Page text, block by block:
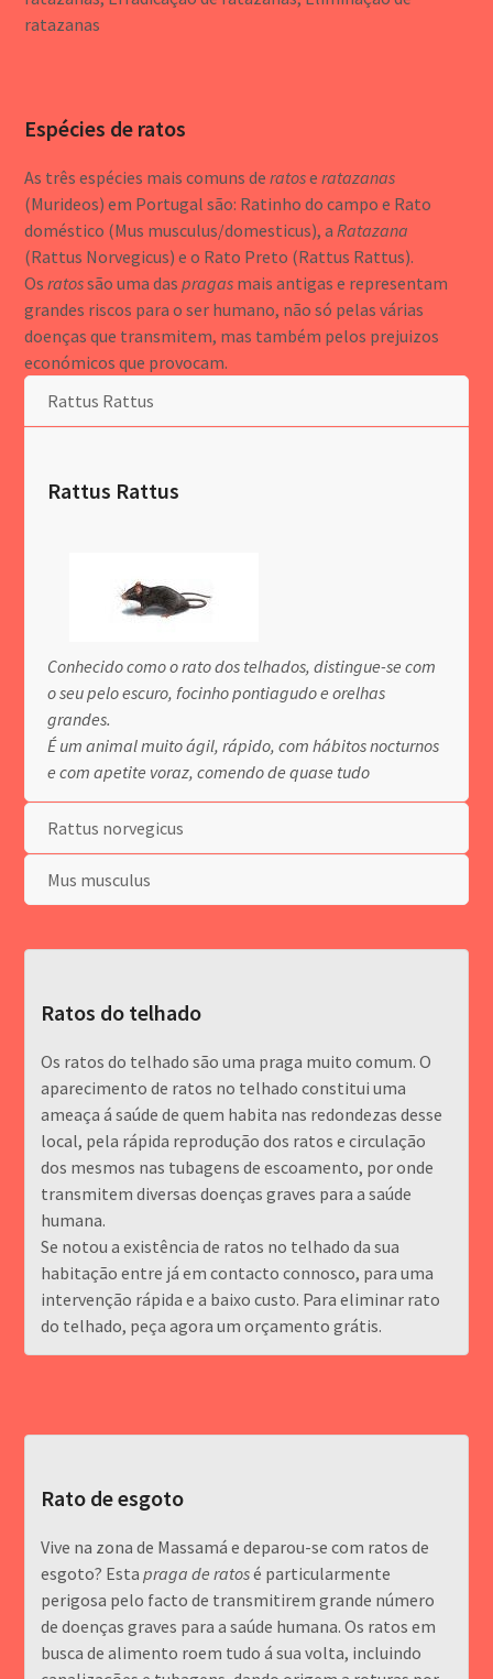
ratazanas
Espécies de ratos
As três espécies mais comuns deratoseratazanas
(Murideos) em Portugal são: Ratinho do campo e Rato
doméstico (Mus musculus/domesticus), aRatazana
(Rattus Norvegicus) e o Rato Preto (Rattus Rattus).
Osratossão uma daspragas mais antigas e representam
grandes riscos para o ser humano, não só pelas várias
doenças que transmitem, mas também pelos prejuizos
económicos que provocam.
Rattus Rattus
Rattus Rattus
Conhecido como o rato dos telhados, distingue-se com
o seu pelo escuro, focinho pontiagudo e orelhas
grandes.
É um animal muito ágil, rápido, com hábitos nocturnos
e com apetite voraz, comendo de quase tudo
Rattus norvegicus
Mus musculus
Ratos do telhado
Os ratos do telhado são uma praga muito comum. O
aparecimento de ratos no telhado constitui uma
ameaça á saúde de quem habita nas redondezas desse
local, pela rápida reprodução dos ratos e circulação
dos mesmos nas tubagens de escoamento, por onde
transmitem diversas doenças graves para a saúde
humana.
Se notou a existência de ratos no telhado da sua
habitação entre já em contacto connosco, para uma
intervenção rápida e a baixo custo. Para eliminar rato
do telhado, peça agora um orçamento grátis.
Rato de esgoto
Vive na zona de Massamá e deparou-se com ratos de
esgoto? Estapraga de ratosé particularmente
perigosa pelo facto de transmitirem grande número
de doenças graves para a saúde humana. Os ratos em
busca de alimento roem tudo á sua volta, incluindo